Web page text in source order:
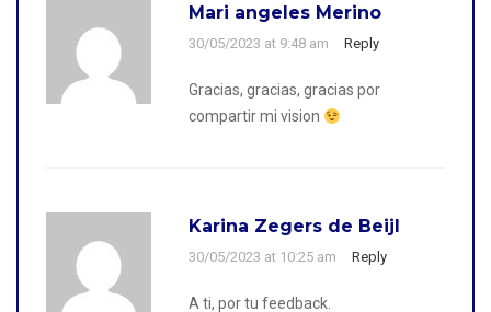
Mari angeles Merino
30/05/2023 at 9:48 am Reply
Gracias, gracias, gracias por
compartir mi vision
Karina Zegers de Beijl
30/05/2023 at 10:25 am Reply
A ti, por tu feedback.